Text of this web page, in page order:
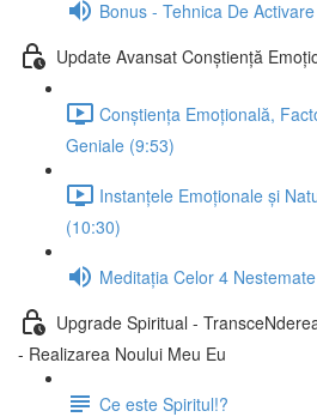
Bonus - Tehnica De
Update Avansat Conștiență
Conștiența Emoțională,
Geniale (9:53)
Instanțele Emoționale și
(10:30)
Meditația Celor 4
Upgrade Spiritual -
- Realizarea Noului Meu Eu
Ce este Spiritul!?